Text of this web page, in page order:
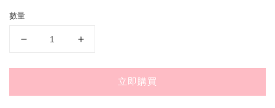
數量
立即購買